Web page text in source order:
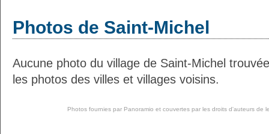
Photos de Saint-Michel
Aucune photo du village de Saint-Michel
les photos des villes et villages voisins.
Photos fournies par Panoramio et couvertes par les droits d'auteurs de